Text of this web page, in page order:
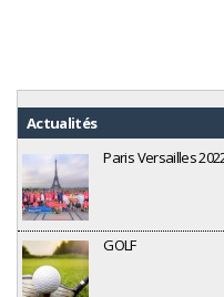
Actualités
Paris Versailles
GOLF